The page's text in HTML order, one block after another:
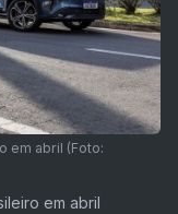
em abril (Foto:
em abril